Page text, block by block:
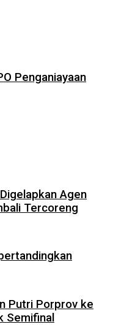
Penganiayaan
Agen
Tercoreng
Putri Porprov ke
Semifinal